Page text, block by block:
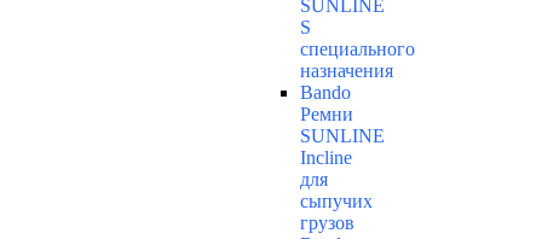
SUNLINE
S
специального
назначения
Bando
Ремни
SUNLINE
Incline
для
сыпучих
грузов